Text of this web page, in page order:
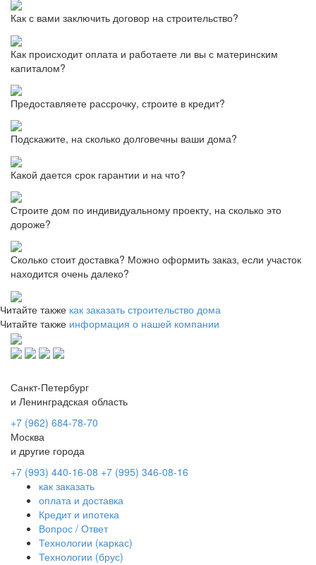
Как с вами заключить договор на строительство?
Как происходит оплата и работаете ли вы с материнским
капиталом?
Предоставляете рассрочку, строите в кредит?
Подскажите, на сколько долговечны ваши дома?
Какой дается срок гарантии и на что?
Строите дом по индивидуальному проекту, на сколько это
дороже?
Сколько стоит доставка? Можно оформить заказ, если участок
находится очень далеко?
Читайте также как заказать строительство дома
Читайте также информация о нашей компании
Санкт-Петербург
и Ленинградская область
+7 (962) 684-78-70
Москва
и другие города
+7 (993) 440-16-08 +7 (995) 346-08-16
как заказать
оплата и доставка
Кредит и ипотека
Вопрос / Ответ
Технологии (каркас)
Технологии (брус)